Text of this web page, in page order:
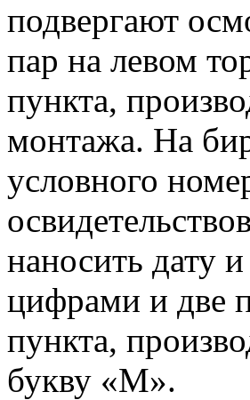
подвергают
пар на левом
пункта,
монтажа. На
условного
наносить дату
цифрами и две
пункта,
букву «М».